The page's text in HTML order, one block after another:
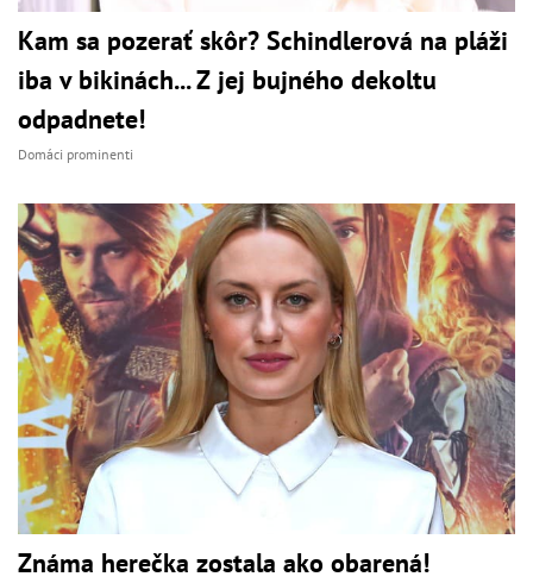
Kam sa pozerať skôr? Schindlerová na pláži
iba v bikinách... Z jej bujného dekoltu
odpadnete!
Domáci prominenti
Známa herečka zostala ako obarená!